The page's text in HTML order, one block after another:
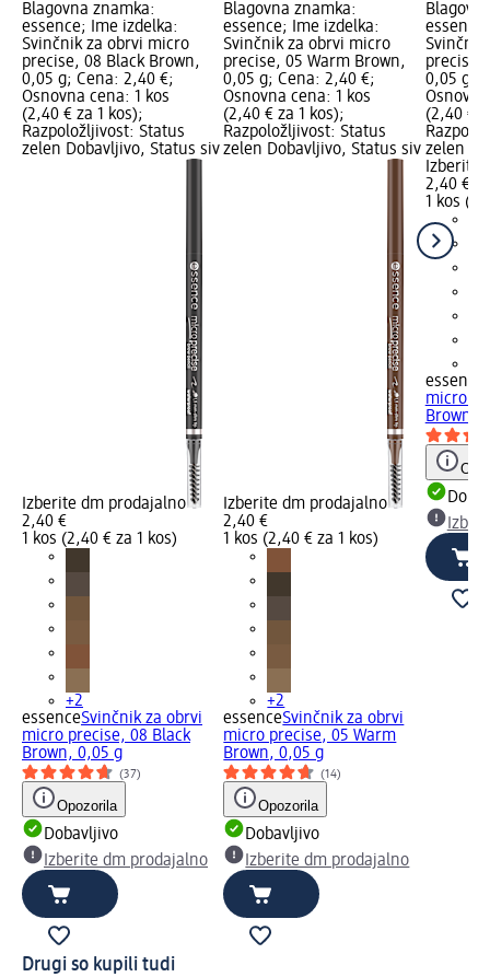
Blagovna znamka:
essence; Ime izdelka:
Svinčnik za obrvi micro
precise, 08 Black Brown,
0,05 g; Cena: 2,40 €;
Osnovna cena: 1 kos
(2,40 € za 1 kos);
Razpoložljivost: Status
zelen Dobavljivo, Status siv
Izberite dm prodajalno
2,40 €
1 kos (2,40 € za 1 kos)
+2
essenceSvinčnik za obrvi
micro precise, 08 Black
Brown, 0,05 g
(37)
Opozorila
Dobavljivo
Izberite dm prodajalno
Blagovna znamka:
essence; Ime izdelka:
Svinčnik za obrvi micro
precise, 05 Warm Brown,
0,05 g; Cena: 2,40 €;
Osnovna cena: 1 kos
(2,40 € za 1 kos);
Razpoložljivost: Status
zelen Dobavljivo, Status siv
Izberite dm prodajalno
2,40 €
1 kos (2,40 € za 1 kos)
+2
essenceSvinčnik za obrvi
micro precise, 05 Warm
Brown, 0,05 g
(14)
Opozorila
Dobavljivo
Izberite dm prodajalno
precise,
0,05 g;
(2,40 €
zelen
Izberite
2,40 €
1 kos
essence
micro
Brown,
Drugi so kupili tudi